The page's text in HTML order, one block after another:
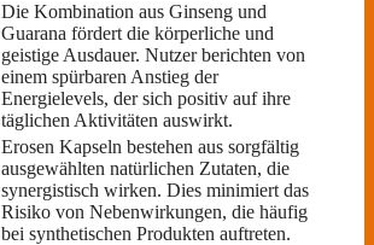
Die Kombination aus Ginseng und
Guarana fördert die körperliche und
geistige Ausdauer. Nutzer berichten von
einem spürbaren Anstieg der
Energielevels, der sich positiv auf ihre
täglichen Aktivitäten auswirkt.
Erosen Kapseln bestehen aus sorgfältig
ausgewählten natürlichen Zutaten, die
synergistisch wirken. Dies minimiert das
Risiko von Nebenwirkungen, die häufig
bei synthetischen Produkten auftreten.